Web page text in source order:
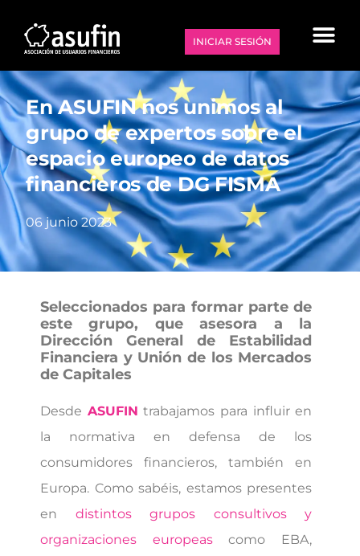
INICIAR SESIÓN
En ASUFIN nos unimos al
grupo de expertos sobre el
espacio europeo de datos
financieros de DG FISMA
06 junio 2023
Seleccionados para formar parte de
este grupo, que asesora a la
Dirección General de Estabilidad
Financiera y Unión de los Mercados
de Capitales
Desde ASUFIN trabajamos para influir en
la normativa en defensa de los
consumidores financieros, también en
Europa. Como sabéis, estamos presentes
en distintos grupos consultivos y
organizaciones europeascomo EBA,